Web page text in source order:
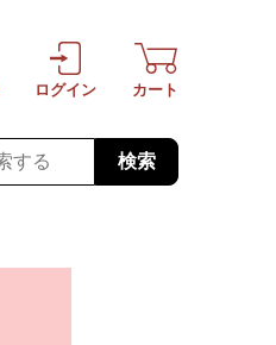
検索
ログイン カート